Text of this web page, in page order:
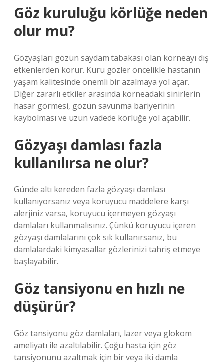
Göz kuruluğu körlüğe neden
olur mu?
Gözyaşları gözün saydam tabakası olan korneayı dış
etkenlerden korur. Kuru gözler öncelikle hastanın
yaşam kalitesinde önemli bir azalmaya yol açar.
Diğer zararlı etkiler arasında korneadaki sinirlerin
hasar görmesi, gözün savunma bariyerinin
kaybolması ve uzun vadede körlüğe yol açabilir.
Gözyaşı damlası fazla
kullanılırsa ne olur?
Günde altı kereden fazla gözyaşı damlası
kullanıyorsanız veya koruyucu maddelere karşı
alerjiniz varsa, koruyucu içermeyen gözyaşı
damlaları kullanmalısınız. Çünkü koruyucu içeren
gözyaşı damlalarını çok sık kullanırsanız, bu
damlalardaki kimyasallar gözlerinizi tahriş etmeye
başlayabilir.
Göz tansiyonu en hızlı ne
düşürür?
Göz tansiyonu göz damlaları, lazer veya glokom
ameliyatı ile azaltılabilir. Çoğu hasta için göz
tansiyonunu azaltmak için bir veya iki damla